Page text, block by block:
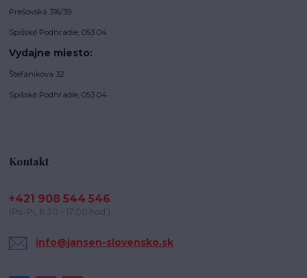
Prešovská 316/39
Spišské Podhradie, 053 04
Vydajne miesto:
Štefánikova 32
Spišské Podhradie, 053 04
Kontakt
+421 908 544 546
(Po-Pi, 8:30 - 17:00 hod.)
info@jansen-slovensko.sk